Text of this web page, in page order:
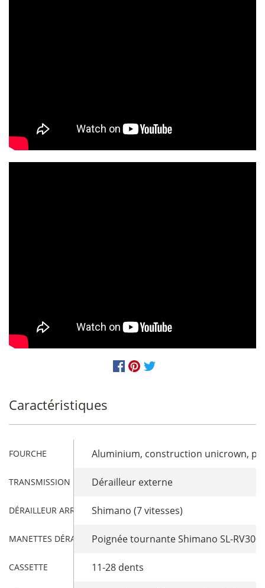
Caractéristiques
FOURCHE Aluminium, construction unicrown,
TRANSMISSION Dérailleur externe
DÉRAILLEUR ARRIÈREShimano (7 vitesses)
MANETTES DÉRAILLEURPoignée tournante Shimano SL-RV300
CASSETTE 11-28 dents